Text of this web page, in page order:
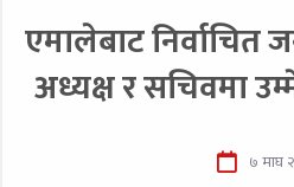
एमालेबाट निर्वाचित
अध्यक्ष र सचिवमा
७ माघ